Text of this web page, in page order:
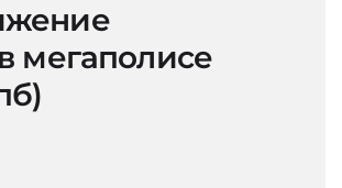
мегаполисе